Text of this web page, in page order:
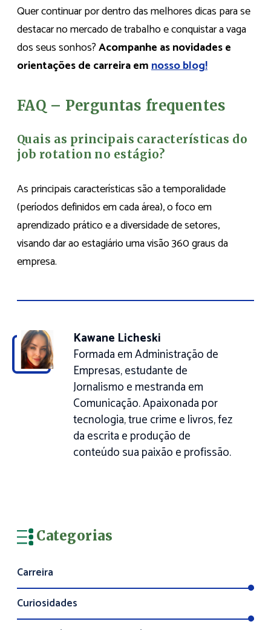
Quer continuar por dentro das melhores dicas para se
destacar no mercado de trabalho e conquistar a vaga
dos seus sonhos?Acompanhe as novidades e
orientações de carreira emnosso blog!
FAQ – Perguntas frequentes
Quais as principais características do
job rotation no estágio?
As principais características são a temporalidade
(períodos definidos em cada área), o foco em
aprendizado prático e a diversidade de setores,
visando dar ao estagiário uma visão 360 graus da
empresa.
Kawane Licheski
Formada em Administração de
Empresas, estudante de
Jornalismo e mestranda em
Comunicação. Apaixonada por
tecnologia, true crime e livros, fez
da escrita e produção de
conteúdo sua paixão e profissão.
Categorias
Carreira
Curiosidades